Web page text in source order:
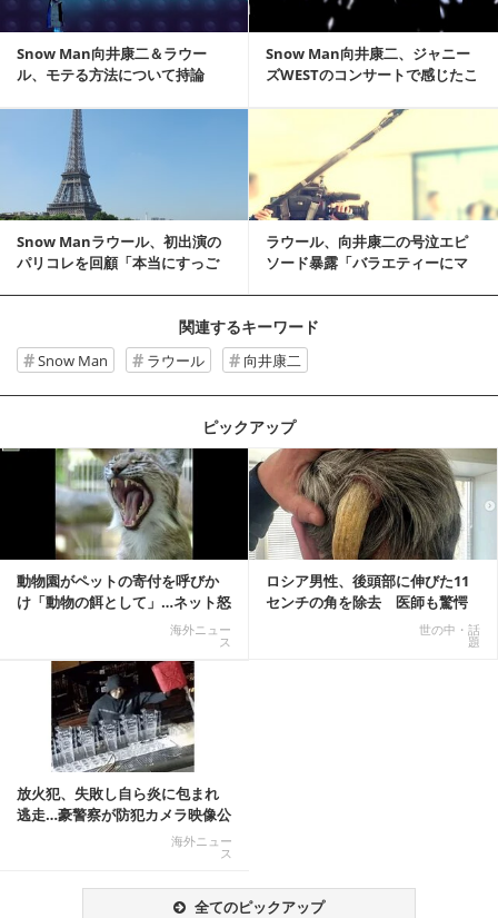
Snow Man向井康二＆ラウー
ル、モテる方法について持論
Snow Man向井康二、ジャニー
ズWESTのコンサートで感じたこ
Snow Manラウール、初出演の
パリコレを回顧「本当にすっご
ラウール、向井康二の号泣エピ
ソード暴露「バラエティーにマ
関連するキーワード
Snow Man ラウール 向井康二
ピックアップ
動物園がペットの寄付を呼びか
け「動物の餌として」…ネット怒
海外ニュー
ス
ロシア男性、後頭部に伸びた11
センチの角を除去 医師も驚愕
世の中・話
題
記事を読む
放火犯、失敗し自ら炎に包まれ
逃走…豪警察が防犯カメラ映像公
海外ニュー
ス
全てのピックアップ